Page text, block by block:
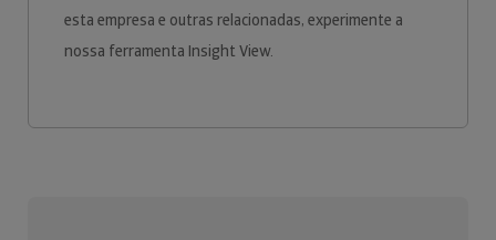
esta empresa e outras relacionadas, experimente a
nossa ferramenta Insight View.